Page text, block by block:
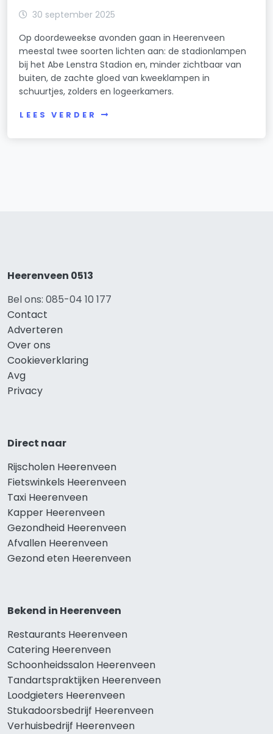
30 september 2025
Op doordeweekse avonden gaan in Heerenveen
meestal twee soorten lichten aan: de stadionlampen
bij het Abe Lenstra Stadion en, minder zichtbaar van
buiten, de zachte gloed van kweeklampen in
schuurtjes, zolders en logeerkamers.
LEES VERDER
Heerenveen 0513
Bel ons: 085-04 10 177
Contact
Adverteren
Over ons
Cookieverklaring
Avg
Privacy
Direct naar
Rijscholen Heerenveen
Fietswinkels Heerenveen
Taxi Heerenveen
Kapper Heerenveen
Gezondheid Heerenveen
Afvallen Heerenveen
Gezond eten Heerenveen
Bekend in Heerenveen
Restaurants Heerenveen
Catering Heerenveen
Schoonheidssalon Heerenveen
Tandartspraktijken Heerenveen
Loodgieters Heerenveen
Stukadoorsbedrijf Heerenveen
Verhuisbedrijf Heerenveen